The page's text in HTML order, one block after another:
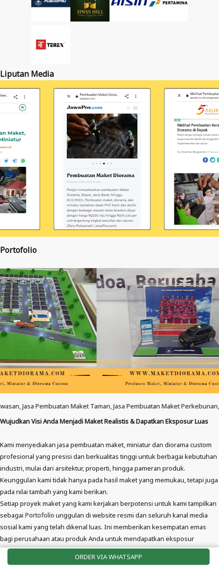
ORDER VIA WHATSAPP
Liputan Media
Portofolio
Maket Taman, Jasa Pembuatan Maket Perkebunan,
Wujudkan Visi Anda Menjadi Maket Realistis & Dapatkan Eksposur Luas
Kami menyediakan jasa pembuatan maket, miniatur dan diorama custom
profesional yang presisi dan berkualitas tinggi untuk berbagai kebutuhan
industri, mulai dari arsitektur, properti, hingga pameran produk.
Keunggulan kami tidak hanya pada hasil maket yang memukau, tetapi juga
pada nilai tambah yang kami berikan.
Setiap proyek maket yang kami kerjakan berpotensi untuk kami tampilkan
sebagai Portofoliounggulan di website resmi dan seluruh kanal media
sosial kami yang telah dikenal luas. Ini memberikan kesempatan emas
bagi perusahaan atau produk Anda untuk mendapatkan eksposur
tambahan, menjangkau audiens yang lebih luas, dan meningkatkan brand
awareness di pasar yang relevan.